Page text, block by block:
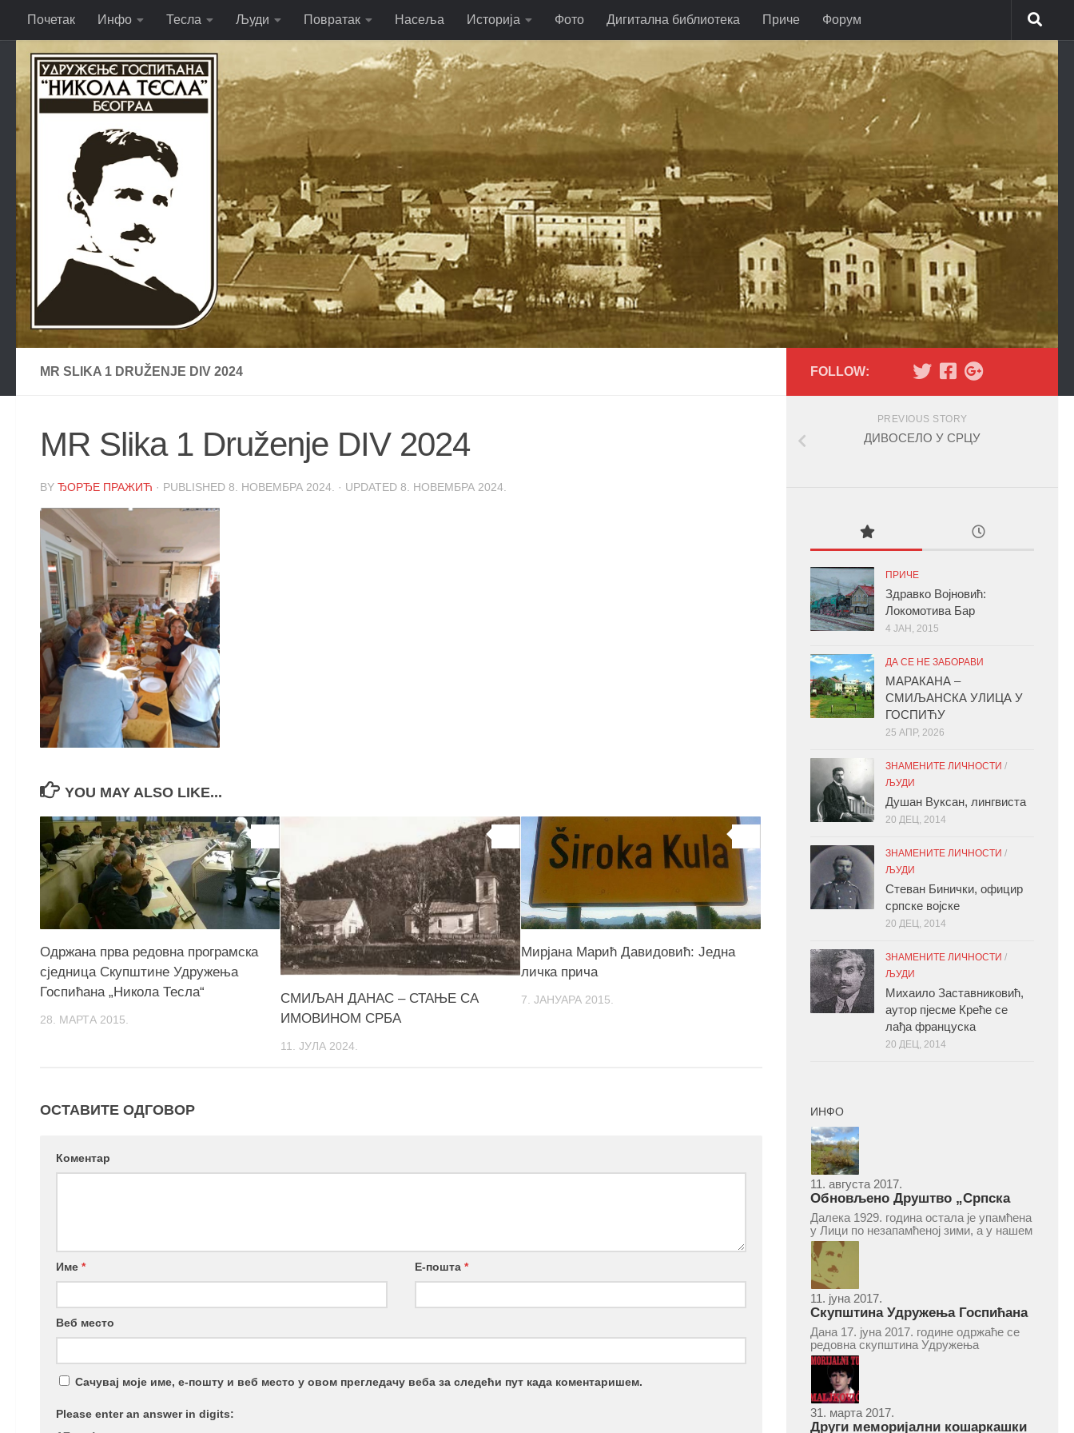
Skip to content
Почетак Инфо Тесла Људи Повратак Насеља Историја Фото Дигитална библиотека Приче Форум
MR SLIKA 1 DRUŽENJE DIV 2024
MR Slika 1 Druženje DIV 2024
BY ЂОРЂЕ ПРАЖИЋ · PUBLISHED 8. НОВЕМБРА 2024. · UPDATED 8. НОВЕМБРА 2024.
YOU MAY ALSO LIKE...
Одржана прва редовна програмска
сједница Скупштине Удружења
Госпићана „Никола Тесла“
28. МАРТА 2015.
СМИЉАН ДАНАС – СТАЊЕ СА
ИМОВИНОМ СРБА
11. ЈУЛА 2024.
Мирјана Марић Давидовић: Једна
личка прича
7. ЈАНУАРА 2015.
ОСТАВИТЕ ОДГОВОР
Коментар
Име * Е-пошта*
Веб место
Сачувај моје име, е-пошту и веб место у овом прегледачу веба за следећи пут када коментаришем.
Please enter an answer in digits:
FOLLOW:
PREVIOUS STORY
ДИВОСЕЛО У СРЦУ
ПРИЧЕ
Здравко Војновић:
Локомотива Бар
4 ЈАН, 2015
ДА СЕ НЕ ЗАБОРАВИ
МАРАКАНА –
СМИЉАНСКА УЛИЦА У
ГОСПИЋУ
25 АПР, 2026
ЗНАМЕНИТЕ ЛИЧНОСТИ /
ЉУДИ
Душан Вуксан, лингвиста
20 ДЕЦ, 2014
ЗНАМЕНИТЕ ЛИЧНОСТИ /
ЉУДИ
Стеван Бинички, официр
српске војске
20 ДЕЦ, 2014
ЗНАМЕНИТЕ ЛИЧНОСТИ /
ЉУДИ
Михаило Заставниковић,
аутор пјесме Креће се
лађа француска
20 ДЕЦ, 2014
ИНФО
11. августа 2017.
Обновљено Друштво „Српска
народна читаоница и књижница“
у Врепцу
Далека 1929. година остала је упамћена
у Лици по незапамћеној зими, а у нашем
Врепцу и по оснивању Друштва „Српска
народна читаоница и књижница у
Врепцу“. Потакнути потребом за
културним и духовним уздизањем
група...
11. јуна 2017.
Скупштина Удружења Госпићана
„Никола Тесла“ у суботу 17. јуна
2017.
Дана 17. јуна 2017. године одржаће се
редовна скупштина Удружења
Госпићана „Никола Тесла“ Београд.
Скупштина ће се одржати у простору
ресторана „Тесла“, Савски трг бр. 9
Београд, у 11 часова. За Скупштину је
предложен...
31. марта 2017.
Други меморијални кошаркашки